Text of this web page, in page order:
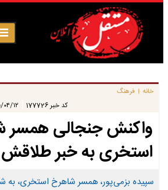
خانه | فرهنگ
کد خبر 177726 ۱۴۰۵/۰۴/
واکنش جنجالی همسر
استخری به خبر طلاقش
سپیده بزمی‌پور، همسر شاهرخ استخری، به